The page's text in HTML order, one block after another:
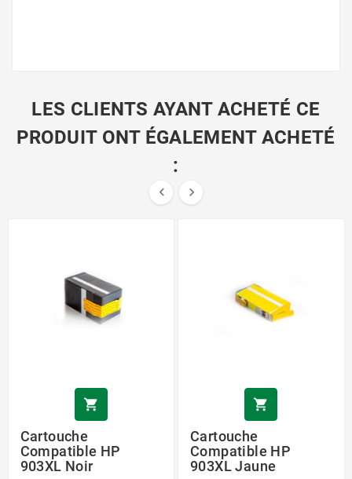
LES CLIENTS AYANT ACHETÉ CE
PRODUIT ONT ÉGALEMENT ACHETÉ
:
 

Cartouche
Compatible HP
903XL Noir

Cartouche
Compatible HP
903XL Jaune